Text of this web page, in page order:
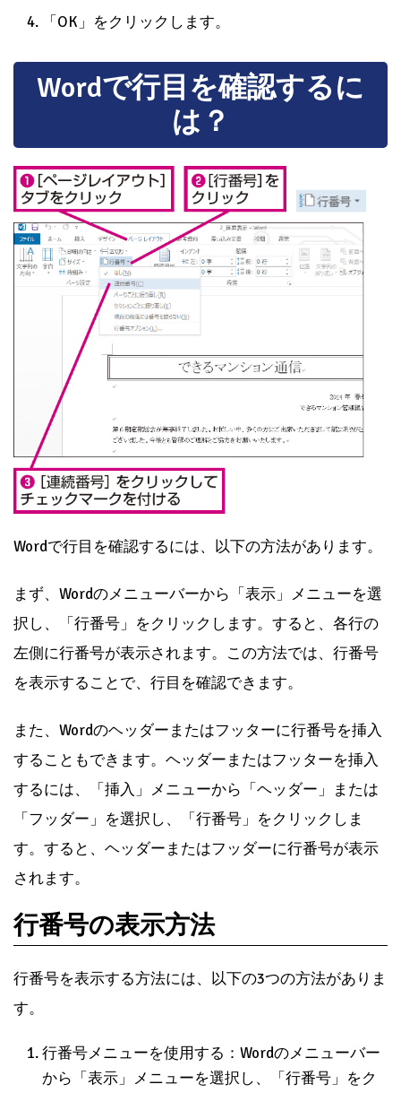
「OK」をクリックします。
Wordで行目を確認するに
は？
Wordで行目を確認するには、以下の方法があります。
まず、Wordのメニューバーから「表示」メニューを選
択し、「行番号」をクリックします。すると、各行の
左側に行番号が表示されます。この方法では、行番号
を表示することで、行目を確認できます。
また、Wordのヘッダーまたはフッターに行番号を挿入
することもできます。ヘッダーまたはフッターを挿入
するには、「挿入」メニューから「ヘッダー」または
「フッダー」を選択し、「行番号」をクリックしま
す。すると、ヘッダーまたはフッダーに行番号が表示
されます。
行番号の表示方法
行番号を表示する方法には、以下の3つの方法がありま
す。
行番号メニューを使用する：Wordのメニューバー
から「表示」メニューを選択し、「行番号」をク